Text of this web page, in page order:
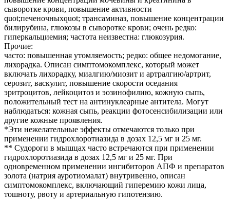
сыворотке крови, повышение активности
quot;печеночныхquot; трансаминаз, повышение концентрации
билирубина, глюкозы в сыворотке крови; очень редко:
гиперкальциемия; частота неизвестна: глюкозурия.
Прочие:
часто: повышенная утомляемость; редко: общее недомогание,
лихорадка. Описан симптомокомплекс, который может
включать лихорадку, миалгию/миозит и артралгию/артрит,
серозит, васкулит, повышение скорости оседания
эритроцитов, лейкоцитоз и эозинофилию, кожную сыпь,
положительный тест на антинуклеарные антитела. Могут
наблюдаться: кожная сыпь, реакции фотосенсибилизации или
другие кожные проявления.
*Эти нежелательные эффекты отмечаются только при
применении гидрохлоротиазида в дозах 12,5 мг и 25 мг.
** Судороги в мышцах часто встречаются при применении
гидрохлоротиазида в дозах 12,5 мг и 25 мг. При
одновременном применении ингибиторов АПФ и препаратов
золота (натрия ауротиомалат) внутривенно, описан
симптомокомплекс, включающий гиперемию кожи лица,
тошноту, рвоту и артериальную гипотензию.